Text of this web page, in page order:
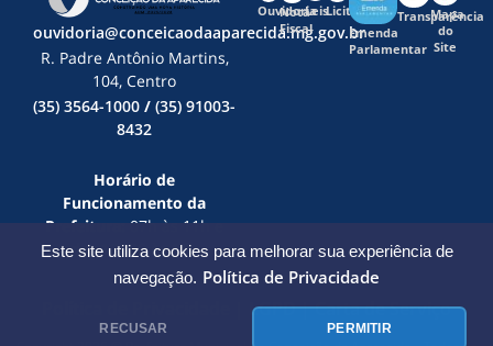
Este site utiliza cookies para melhorar sua experiência de
navegação. Política de Privacidade
RECUSAR PERMITIR
ouvidoria@conceicaodaaparecida.mg.gov.br
R. Padre Antônio Martins,
104, Centro
(35) 3564-1000 / (35) 91003-
8432
Horário de
Funcionamento da
Prefeitura:07h às 11h e
das 12h30 às 16h
Ouvidoria
Nota
Fiscal
LeisLicitações
Emenda
Parlamentar
Transparência
Mapa
do
Site
LGPD|Carta de Serviço